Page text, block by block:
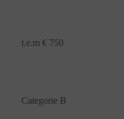
t.e.m € 750
Categorie B